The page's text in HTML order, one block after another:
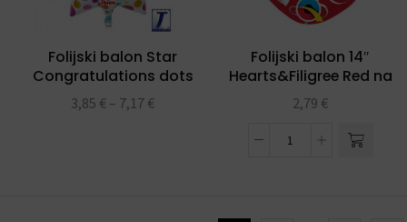
Folijski balon Star
Congratulations dots
15″ Ibrex
3,85 € – 7,17 €
Folijski balon 14″
Hearts&Filigree Red na
štapiću
2,79 €